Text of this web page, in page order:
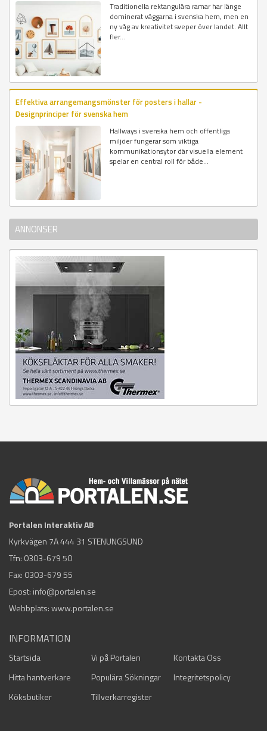
Traditionella rektangulära ramar har länge
dominerat väggarna i svenska hem, men en
ny våg av kreativitet sveper över landet. Allt
fler...
Effektiva arrangemangsmönster för posters i hallar -
Designprinciper för svenska hem
Hallways i svenska hem och offentliga
miljöer fungerar som viktiga
kommunikationsytor där visuella element
spelar en central roll för både...
ANNONSER
Portalen Interaktiv AB
Kyrkvägen 7A 444 31 STENUNGSUND
Tfn: 0303-679 50
Fax: 0303-679 55
Epost: info@portalen.se
Webbplats: www.portalen.se
INFORMATION
Startsida Vi på Portalen
Kontakta Oss
Hitta hantverkare
Populära Sökningar
Integritetspolicy
Köksbutiker
Tillverkarregister